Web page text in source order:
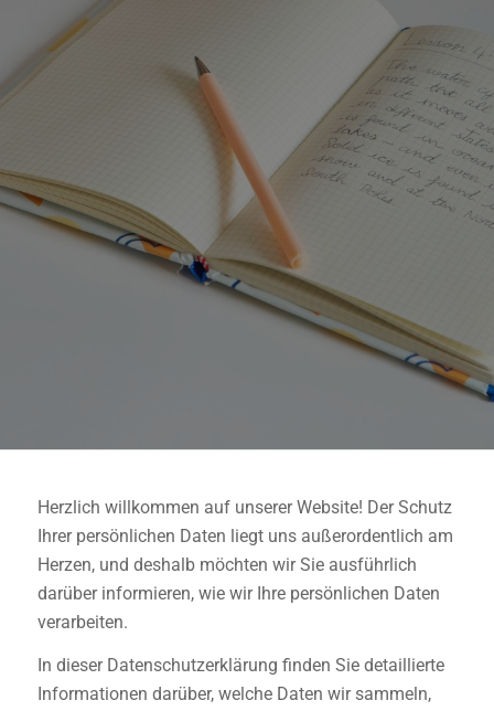
PÜNKTLICHE
LIEFERUNG
PLAGIATSPRÜFUNG
Herzlich willkommen auf unserer Website! Der Schutz
Ihrer persönlichen Daten liegt uns außerordentlich am
Herzen, und deshalb möchten wir Sie ausführlich
darüber informieren, wie wir Ihre persönlichen Daten
verarbeiten.
In dieser Datenschutzerklärung finden Sie detaillierte
Informationen darüber, welche Daten wir sammeln,